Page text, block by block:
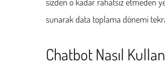
sunarak data toplama dönemi
Chatbot Nasıl